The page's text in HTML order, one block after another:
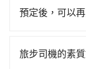
而且更會額外浪
Yaris、Prius C
發現仍有上一組
僅雙北的0.2%
環境中專心欣賞
以依照您行程人
無隱藏費用，
預定後，可以
可以在用車前一
旅步司機的素